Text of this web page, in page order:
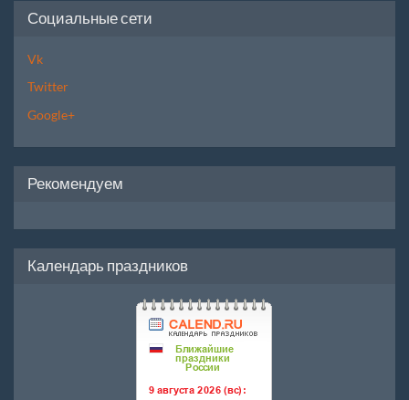
Социальные сети
Vk
Twitter
Google+
Рекомендуем
Календарь праздников